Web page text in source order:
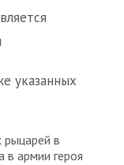
указанных
в
в армии героя